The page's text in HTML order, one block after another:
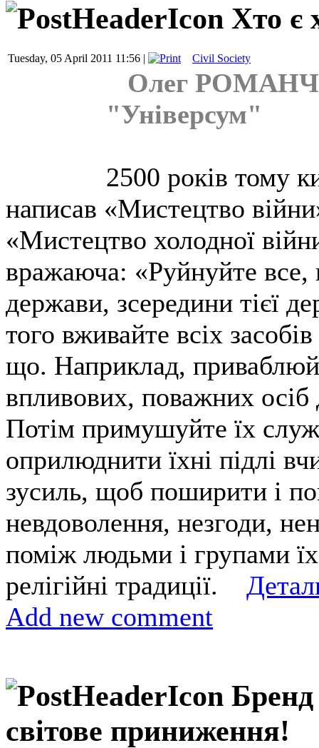
Хто є
Tuesday, 05 April 2011 11:56 | Civil Society
Олег
"Універсум"
2500 років тому
написав «Мистецтво
«Мистецтво холодної
вражаюча: «Руйнуйте
держави, зсередини тієї
того вживайте всіх
що. Наприклад,
впливових, поважних осіб
Потім примушуйте їх
оприлюднити їхні підлі
зусиль, щоб поширити і
невдоволення, незгоди,
поміж людьми і групами
релігійні традиції.
Add new comment
світове приниження!